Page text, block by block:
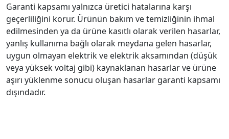
Garanti kapsamı yalnızca üretici hatalarına karşı
geçerliliğini korur. Ürünün bakım ve temizliğinin ihmal
edilmesinden ya da ürüne kasıtlı olarak verilen hasarlar,
yanlış kullanıma bağlı olarak meydana gelen hasarlar,
uygun olmayan elektrik ve elektrik aksamından (düşük
veya yüksek voltaj gibi) kaynaklanan hasarlar ve ürüne
aşırı yüklenme sonucu oluşan hasarlar garanti kapsamı
dışındadır.